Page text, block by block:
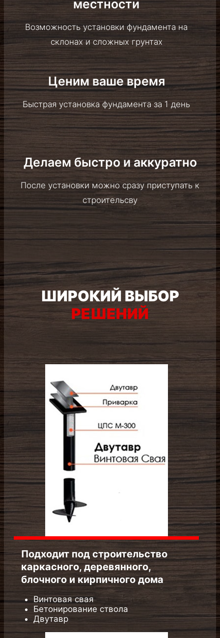
склонах и сложных грунтах
Ценим ваше время
Быстрая установка фундамента за 1 день
Делаем быстро и аккуратно
После установки можно сразу приступать к
строительсву
ШИРОКИЙ ВЫБОР
РЕШЕНИЙ
Подходит под строительство
каркасного, деревянного, блочного
и кирпичного дома
Винтовая свая
Бетонирование ствола
Двутавр